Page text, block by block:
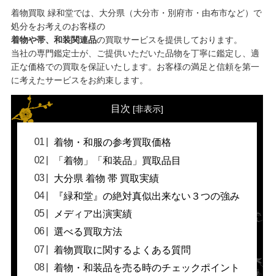
着物買取 緑和堂では、大分県（大分市・別府市・由布市など）で
処分をお考えのお客様の
着物や帯、和装関連品の買取サービスを提供しております。
当社の専門鑑定士が、ご提供いただいた品物を丁寧に鑑定し、適
正な価格での買取を保証いたします。お客様の満足と信頼を第一
に考えたサービスをお約束します。
目次 [非表示]
着物・和服の参考買取価格
「着物」「和装品」買取品目
大分県 着物 帯 買取実績
『緑和堂』の絶対真似出来ない３つの強み
メディア出演実績
選べる買取方法
着物買取に関するよくある質問
着物・和装品を売る時のチェックポイント